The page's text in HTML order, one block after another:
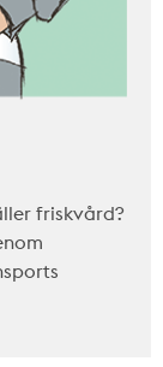
friskvård?